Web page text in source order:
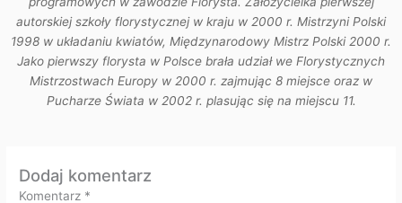
autorskiej szkoły florystycznej w kraju w 2000 r. Mistrzyni Polski
1998 w układaniu kwiatów, Międzynarodowy Mistrz Polski 2000 r.
Jako pierwszy florysta w Polsce brała udział we Florystycznych
Mistrzostwach Europy w 2000 r. zajmując 8 miejsce oraz w
Pucharze Świata w 2002 r. plasując się na miejscu 11.
Dodaj komentarz
Komentarz *